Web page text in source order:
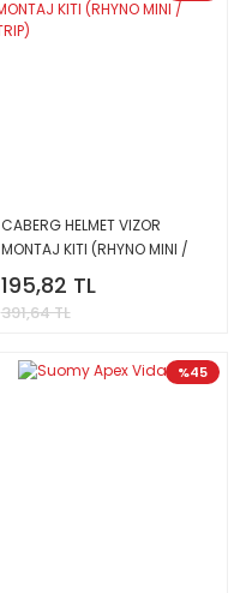
CABERG HELMET VIZOR
MONTAJ KITI (RHYNO MINI /
TRIP)
195,82 TL
391,64 TL
%45